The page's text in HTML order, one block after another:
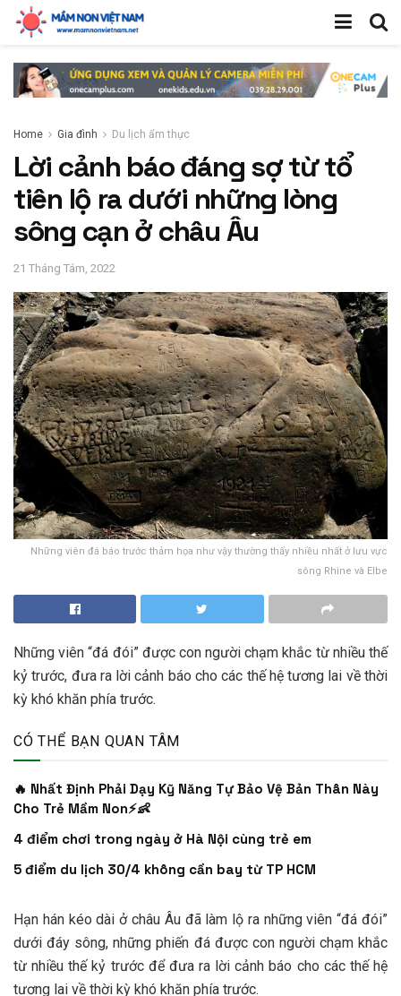
Home Gia đình Du lịch ẩm thực
Lời cảnh báo đáng sợ từ tổ
tiên lộ ra dưới những lòng
sông cạn ở châu Âu
21 Tháng Tám, 2022
Những viên đá báo trước thảm họa như vậy thường thấy nhiều nhất ở lưu vực
sông Rhine và Elbe
Những viên “đá đói” được con người chạm khắc từ nhiều thế
kỷ trước, đưa ra lời cảnh báo cho các thế hệ tương lai về thời
kỳ khó khăn phía trước.
CÓ THỂ BẠN QUAN TÂM
🔥 Nhất Định Phải Dạy Kỹ Năng Tự Bảo Vệ Bản Thân Này
Cho Trẻ Mầm Non⚡👶
4 điểm chơi trong ngày ở Hà Nội cùng trẻ em
5 điểm du lịch 30/4 không cần bay từ TP HCM
Hạn hán kéo dài ở châu Âu đã làm lộ ra những viên “đá đói”
dưới đáy sông, những phiến đá được con người chạm khắc
từ nhiều thế kỷ trước để đưa ra lời cảnh báo cho các thế hệ
tương lai về thời kỳ khó khăn phía trước.